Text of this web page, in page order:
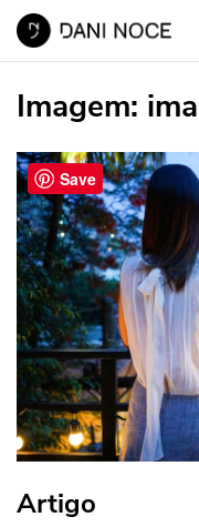
Imagem:
Artigo
Save